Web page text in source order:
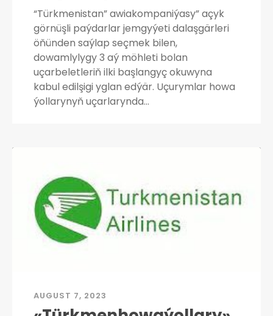
“Türkmenistan” awiakompaniýasy” açyk
görnüşli paýdarlar jemgyýeti dalaşgärleri
öňünden saýlap seçmek bilen,
dowamlylygy 3 aý möhleti bolan
uçarbeletleriň ilki başlangyç okuwyna
kabul edilşigi yglan edýär. Uçurymlar howa
ýollarynyň uçarlarynda…
AUGUST 7, 2023